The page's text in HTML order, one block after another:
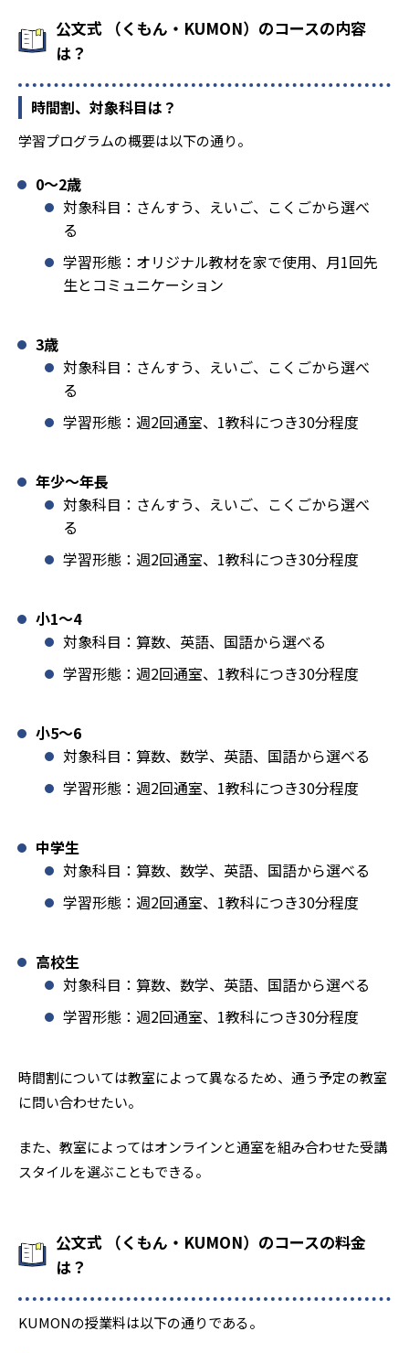
公文式 （くもん・KUMON）のコースの内容
は？
時間割、対象科目は？
学習プログラムの概要は以下の通り。
0〜2歳
対象科目：さんすう、えいご、こくごから選べ
る
学習形態：オリジナル教材を家で使用、月1回先
生とコミュニケーション
3歳
対象科目：さんすう、えいご、こくごから選べ
る
学習形態：週2回通室、1教科につき30分程度
年少〜年長
対象科目：さんすう、えいご、こくごから選べ
る
学習形態：週2回通室、1教科につき30分程度
小1️〜4
対象科目：算数、英語、国語から選べる
学習形態：週2回通室、1教科につき30分程度
小5〜6
対象科目：算数、数学、英語、国語から選べる
学習形態：週2回通室、1教科につき30分程度
中学生
対象科目：算数、数学、英語、国語から選べる
学習形態：週2回通室、1教科につき30分程度
高校生
対象科目：算数、数学、英語、国語から選べる
学習形態：週2回通室、1教科につき30分程度
時間割については教室によって異なるため、通う予定の教室
に問い合わせたい。
また、教室によってはオンラインと通室を組み合わせた受講
スタイルを選ぶこともできる。
公文式 （くもん・KUMON）のコースの料金
は？
KUMONの授業料は以下の通りである。